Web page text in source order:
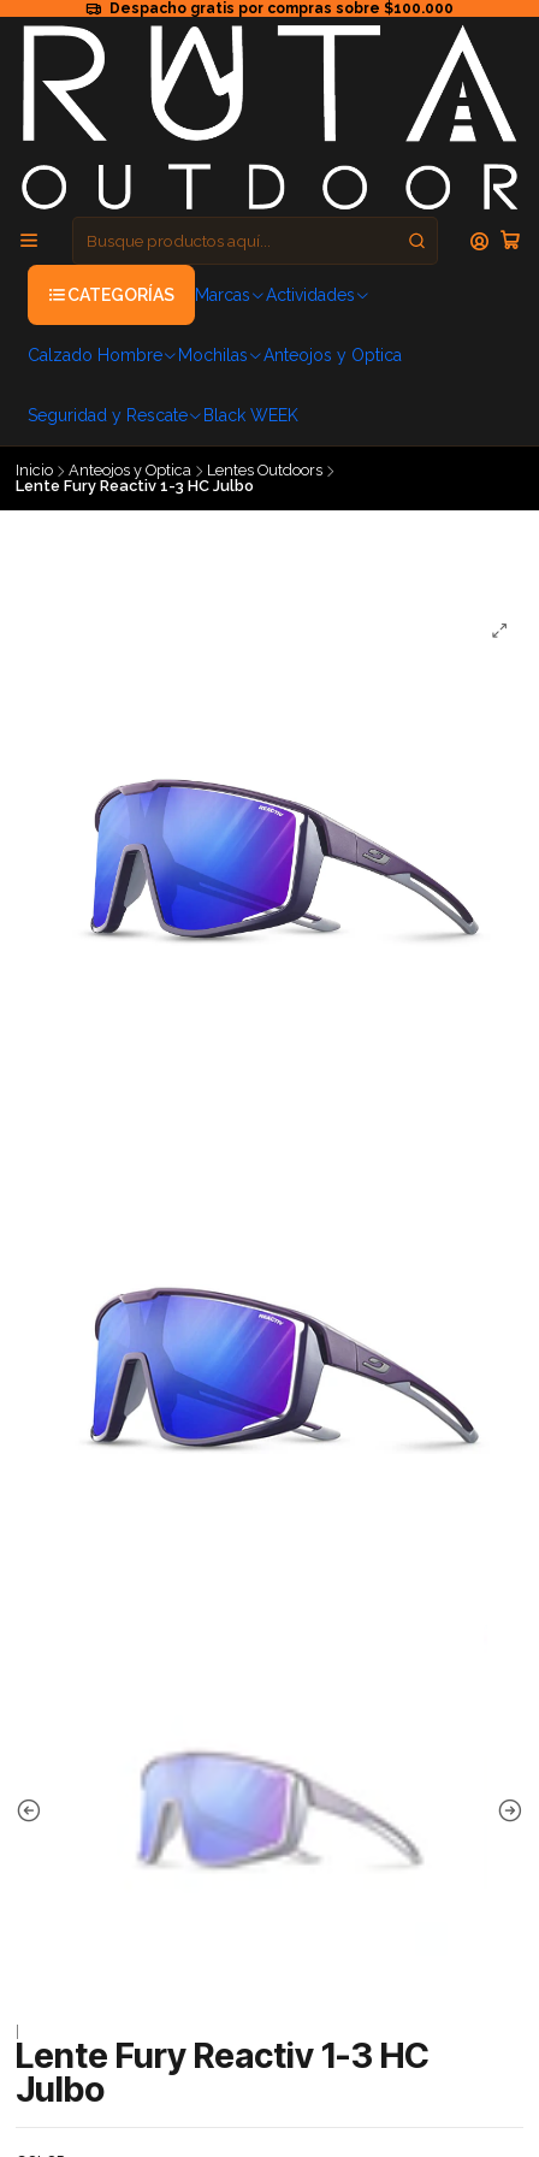
Despacho gratis por compras sobre $100.000
CATEGORÍAS Marcas Actividades
Calzado Hombre Mochilas Anteojos y Optica
Seguridad y Rescate Black WEEK
Inicio Anteojos y Optica
Lentes Outdoors
Lente Fury Reactiv 1-3 HC Julbo
Lente Fury Reactiv 1-3 HC
Julbo